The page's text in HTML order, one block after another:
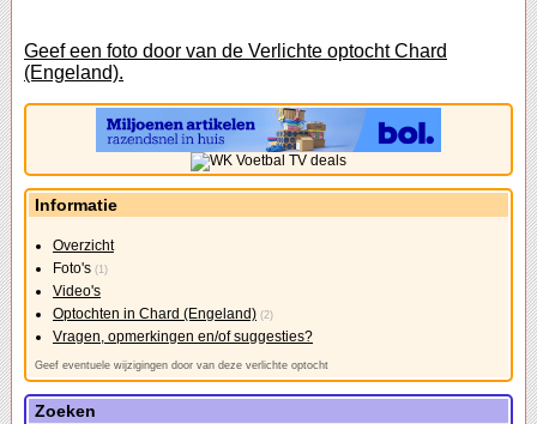
Geef een foto door van de Verlichte optocht Chard
(Engeland).
Informatie
Overzicht
Foto's (1)
Video's
Optochten in Chard (Engeland) (2)
Vragen, opmerkingen en/of suggesties?
Geef eventuele wijzigingen door van deze verlichte optocht
Zoeken